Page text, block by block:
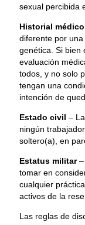
sexual percibida
Historial médico
diferente por
genética. Si bien
evaluación
todos, y no solo
tengan una
intención de
Estado civil –
ningún
soltero(a), en
Estatus militar–
tomar en
cualquier
activos de la
Las reglas de